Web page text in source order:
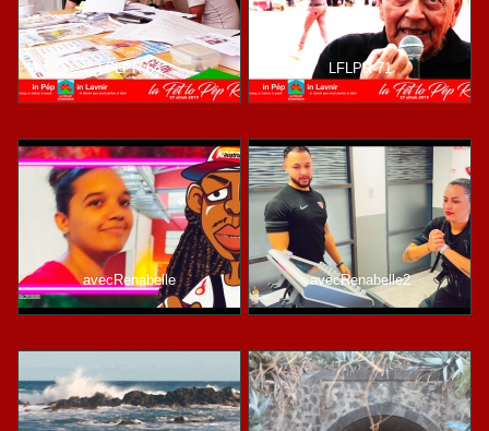
LFLPR-64 LFLPR-71
avecRenabelle avecRenabelle2